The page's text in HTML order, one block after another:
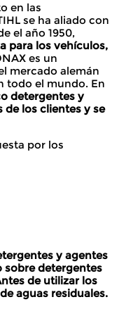
en las
se ha aliado con
el año 1950,
para los vehículos,
es un
mercado alemán
todo el mundo. En
detergentes y
de los clientes y se
por los
y agentes
sobre detergentes
de utilizar los
aguas residuales.